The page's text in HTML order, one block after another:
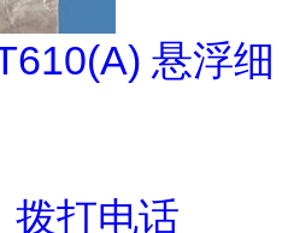
悬浮细
拨打电话